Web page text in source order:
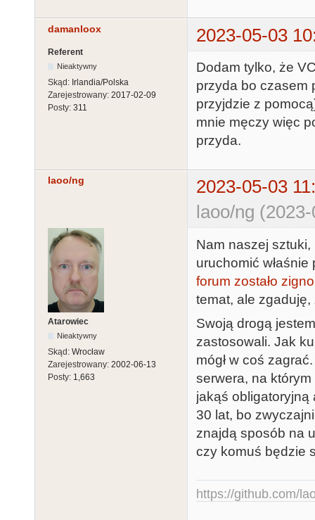
damanloox 2023-05-03
Referent
Nieaktywny
Skąd: Irlandia/Polska
Zarejestrowany: 2017-02-09
Posty: 311
Dodam tylko, że
przyda bo czasem
przyjdzie z
mnie męczy więc
przyda.
laoo/ng
2023-05-03
laoo/ng
Atarowiec
Nieaktywny
Skąd: Wrocław
Zarejestrowany: 2002-06-13
Posty: 1,663
Nam naszej sztuki,
uruchomić
forum zostało
temat, ale zgaduję,
Swoją drogą
zastosowali. Jak
mógł w coś
serwera, na
jakąś obligatoryjną
30 lat, bo
znajdą sposób na
czy komuś będzie
https://github.com/